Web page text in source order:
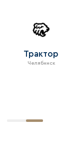
Трактор
Челябинск